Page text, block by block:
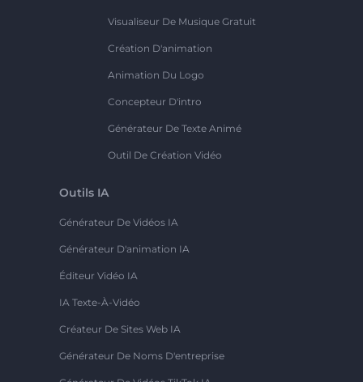
Visualiseur De Musique Gratuit
Création D'animation
Animation Du Logo
Concepteur D'intro
Générateur De Texte Animé
Outil De Création Vidéo
Outils IA
Générateur De Vidéos IA
Générateur D'animation IA
Éditeur Vidéo IA
IA Texte-À-Vidéo
Créateur De Sites Web IA
Générateur De Noms D'entreprise